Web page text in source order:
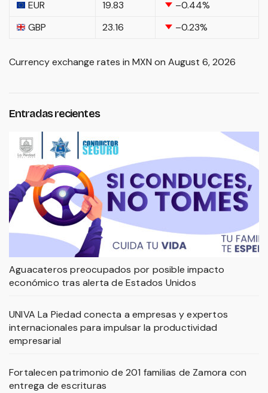
EUR 19.83 –0.44%
GBP
23.16 –0.23%
Currency exchange rates in MXN on August 6, 2026
Entradas recientes
Aguacateros preocupados por posible impacto
económico tras alerta de Estados Unidos
UNIVA La Piedad conecta a empresas y expertos
internacionales para impulsar la productividad
empresarial
Fortalecen patrimonio de 201 familias de Zamora con
entrega de escrituras